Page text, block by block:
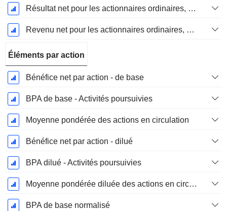
Résultat net pour les actionnaires ordinaires, éléments exceptionnels inclus.
Revenu net pour les actionnaires ordinaires, hors éléments exceptionnelsRésultat net pour les actionnaires ordinaires, éléments exceptionnels exclus.
Éléments par action
Bénéfice net par action - de base
BPA de base - Activités poursuivies
Moyenne pondérée des actions en circulation
Bénéfice net par action - dilué
BPA dilué - Activités poursuivies
Moyenne pondérée diluée des actions en circulation
BPA de base normalisé